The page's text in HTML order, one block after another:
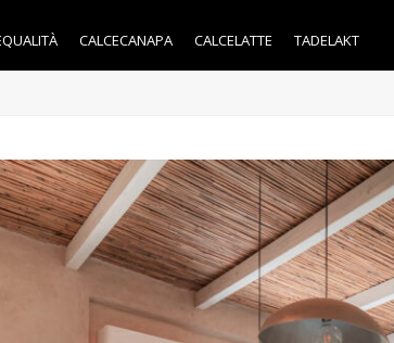
CALCECANAPA CALCELATTE TADELAKT